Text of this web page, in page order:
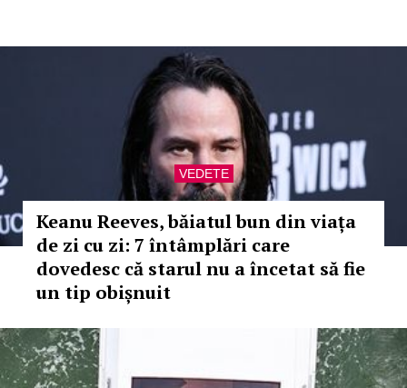
VEDETE
Keanu Reeves, băiatul bun din viața
de zi cu zi: 7 întâmplări care
dovedesc că starul nu a încetat să fie
un tip obișnuit